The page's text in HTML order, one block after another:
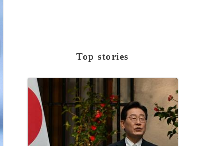
Top stories